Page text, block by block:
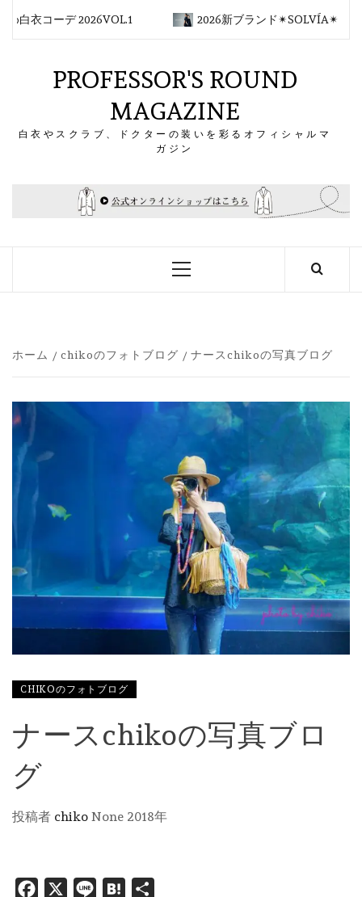
白衣コーデ 2026VOL.1 2026新ブランド✴︎SOLVÍA✴︎
PROFESSOR'S ROUND
MAGAZINE
白衣やスクラブ、ドクターの装いを彩るオフィシャルマ
ガジン
メ
ー
ホーム chikoのフォトブログ ナースchikoの写真ブログ
CHIKOのフォトブログ
ナースchikoの写真ブロ
グ
投稿者 chiko None 2018年
Facebook
X Line Hatena